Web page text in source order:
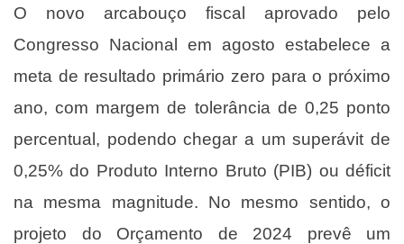
O novo arcabouço fiscal aprovado pelo
Congresso Nacional em agosto estabelece a
meta de resultado primário zero para o próximo
ano, com margem de tolerância de 0,25 ponto
percentual, podendo chegar a um superávit de
0,25% do Produto Interno Bruto (PIB) ou déficit
na mesma magnitude. No mesmo sentido, o
projeto do Orçamento de 2024 prevê um